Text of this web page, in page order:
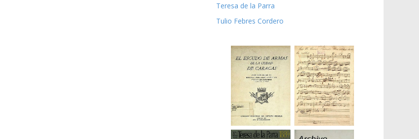
Teresa de la Parra
Tulio Febres Cordero